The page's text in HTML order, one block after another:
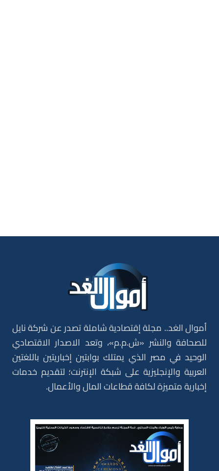
أموال الغد.. مجلة إقتصادية شاملة تصدر عن شركة نايل
للصحافة والنشر «ش.م.م»، وتعد الاصدار الاقتصادي
الوحيد في مصر الذي يمتلك بوابتين إخباريتين باللغتين
العربية والإنجليزية على شبكة الإنترنت؛ لتقديم خدمات
إخبارية متميزة لكافة قطاعات المال والأعمال.